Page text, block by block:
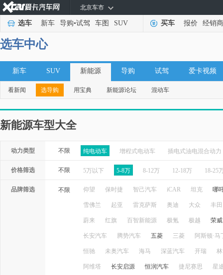
北京车市
选车 新车 导购•试驾 车图 SUV 买车 报价 经销商
选车中心
新车 SUV 新能源 导购 试驾 爱卡视频
看新闻 选导购 用宝典 新能源论坛 混动车
新能源车型大全
动力类型 不限 纯电动车 增程式电动车 插电式油电混合动力
价格筛选 不限 5万以下 5-8万 8-12万 12-18万 18-25
品牌筛选 不限 仰望 保时捷 智己汽车 iCAR 坦克 哪
雪佛兰 起亚 雷克萨斯 奥迪 大众 丰田
蔚来 红旗 百智新能源 极氪 极越 荣威
长安汽车 腾势汽车 五菱 三菱 阿斯顿·马
恒驰 未奥汽车 海马 深蓝汽车 开瑞
阿维塔 长安启源 恒润汽车 捷尼赛思 星